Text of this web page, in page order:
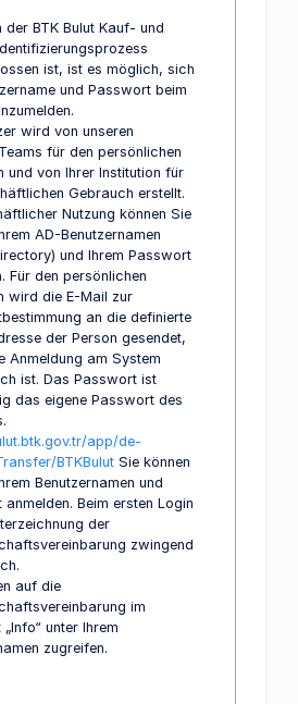
der BTK Bulut Kauf- und
ist, ist es möglich, sich
und Passwort beim
wird von unseren
für den persönlichen
und von Ihrer Institution für
Gebrauch erstellt.
Nutzung können Sie
AD-Benutzernamen
und Ihrem Passwort
Für den persönlichen
wird die E-Mail zur
an die definierte
der Person gesendet,
Anmeldung am System
ist. Das Passwort ist
das eigene Passwort des
app/de-
BTKBulut Sie können
Benutzernamen und
Beim ersten Login
der
zwingend
auf die
im
unter Ihrem
zugreifen.